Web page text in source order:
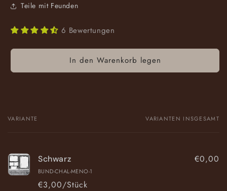
Teile mit Feunden
6 Bewertungen
In den Warenkorb legen
Dein
VARIANTE VARIANTEN INSGESAMT
Schwarz
BUND-CHAL-MENO-1
€3,00/Stück
€0,00